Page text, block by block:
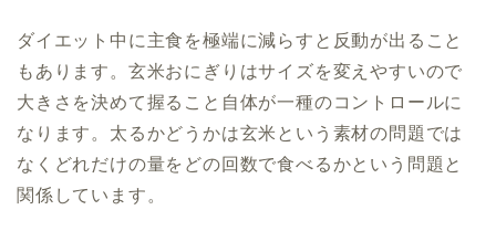
ダイエット中に主食を極端に減らすと反動が出ること
もあります。玄米おにぎりはサイズを変えやすいので
大きさを決めて握ること自体が一種のコントロールに
なります。太るかどうかは玄米という素材の問題では
なくどれだけの量をどの回数で食べるかという問題と
関係しています。